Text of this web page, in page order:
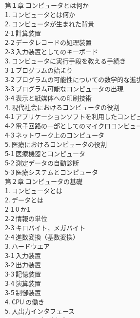
第１章 コンピュータとは何か
1. コンピュータとは何か
2. コンピュータが生まれた背景
2-1 計算装置
2-2 データレコードの処理装置
2-3 入力装置としてのキーボード
3. コンピュータに実行手段を教える手続き
3-1 プログラムの始まり
3-2 プログラムの可能性についての数学的な進
3-3 プログラム可能なコンピュータの出現
3-4 表示と紙媒体への印刷技術
4. 現代社会におけるコンピュータの役割
4-1 アプリケーションソフトを利用したコンピ
4-2 電子回路の一部としてのマイクロコンピュ
4-3 ネットワーク上のコンピュータ
5. 医療におけるコンピュータの役割
5-1 医療機器とコンピュータ
5-2 測定データの自動診断
5-3 医療システムとコンピュータ
第２章 コンピュータの基礎
1. コンピュータとは
2. データとは
2-1 0 か1
2-2 情報の単位
2-3 キロバイト，メガバイト
2-4 進数変換（基数変換）
3. ハードウエア
3-1 入力装置
3-2 出力装置
3-3 記憶装置
3-4 演算装置
3-5 制御装置
4. CPU の働き
5. 入出力インタフェース